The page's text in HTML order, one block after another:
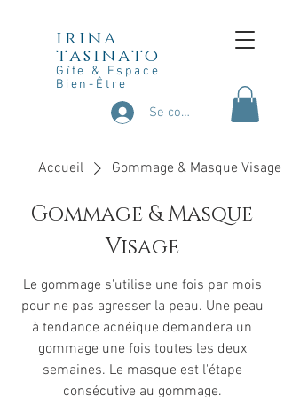
irina
tasinato
Gîte & Espace
Bien-Être
Se connecter
Accueil Gommage & Masque Visage
Gommage & Masque
Visage
Le gommage s'utilise une fois par mois
pour ne pas agresser la peau. Une peau
à tendance acnéique demandera un
gommage une fois toutes les deux
semaines. Le masque est l'étape
consécutive au gommage.